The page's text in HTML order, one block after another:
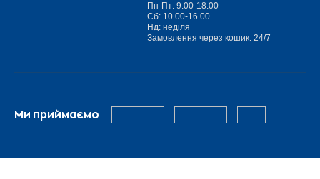
Пн-Пт: 9.00-18.00
Сб: 10.00-16.00
Нд: неділя
Замовлення через кошик: 24/7
Ми приймаємо